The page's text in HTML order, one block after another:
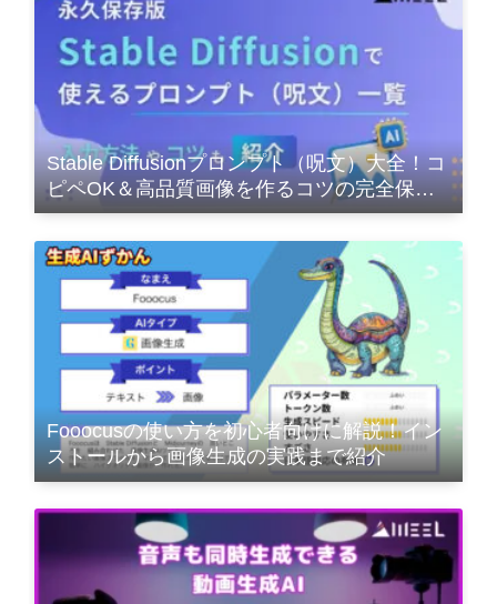
Stable Diffusionプロンプト（呪文）大全！コ
ピペOK＆高品質画像を作るコツの完全保存
版
Fooocusの使い方を初心者向けに解説！イン
ストールから画像生成の実践まで紹介